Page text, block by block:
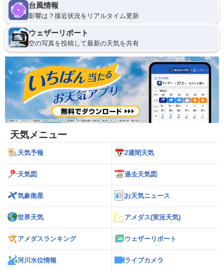
台風情報
影響は？接近状況をリアルタイム更新
ウェザーリポート
空の写真を投稿して最新の天気を共有
天気メニュー
天気予報 2週間天気
天気図 過去天気図
気象衛星 お天気ニュース
世界天気 アメダス(実況天気)
アメダスランキング ウェザーリポート
河川水位情報 ライブカメラ